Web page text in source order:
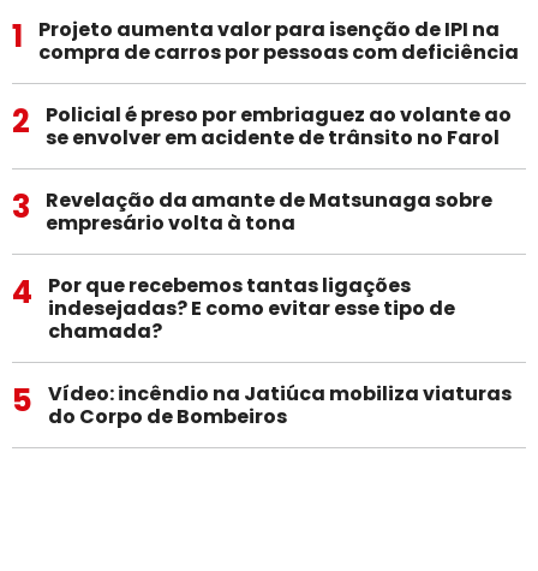
1
Projeto aumenta valor para isenção de IPI na
compra de carros por pessoas com deficiência
2
Policial é preso por embriaguez ao volante ao
se envolver em acidente de trânsito no Farol
3
Revelação da amante de Matsunaga sobre
empresário volta à tona
4
Por que recebemos tantas ligações
indesejadas? E como evitar esse tipo de
chamada?
5
Vídeo: incêndio na Jatiúca mobiliza viaturas
do Corpo de Bombeiros